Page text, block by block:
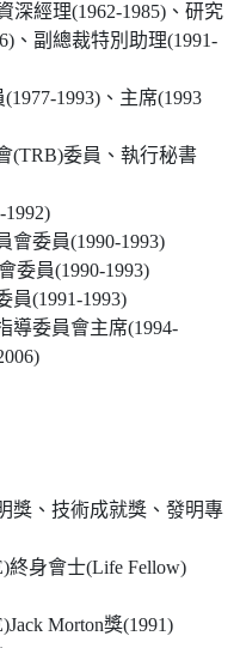
深經理(1962-1985)、研究
、副總裁特別助理(1991-
1993)、主席(1993
(TRB)委員、執行秘書
會委員(1990-1993)
委員(1990-1993)
員(1991-1993)
導委員會主席(1994-
獎、技術成就獎、發明專
終身會士(Life Fellow)
Morton獎(1991)